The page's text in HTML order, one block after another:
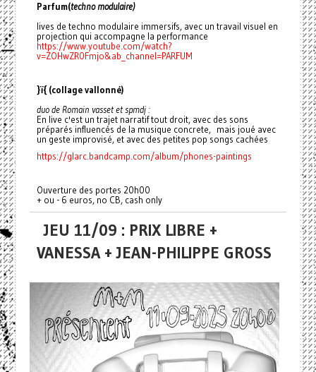
Parfum(techno modulaire)
lives de techno modulaire immersifs, avec un travail visuel en
projection qui accompagne la performance
https://www.youtube.com/watch?
v=ZOHwZR0Fmjo&ab_channel=PARFUM
}ï{ (collage vallonné)
duo de Romain vasset et spmdj :
En live c'est un trajet narratif tout droit, avec des sons
préparés influencés de la musique concrete, mais joué avec
un geste improvisé, et avec des petites pop songs cachées
https://glarc.bandcamp.com/album/phones-paintings
Ouverture des portes 20h00
+ ou - 6 euros, no CB, cash only
JEU 11/09 : PRIX LIBRE +
VANESSA + JEAN-PHILIPPE GROSS